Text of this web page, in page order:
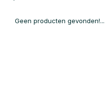
Geen producten gevonden!...